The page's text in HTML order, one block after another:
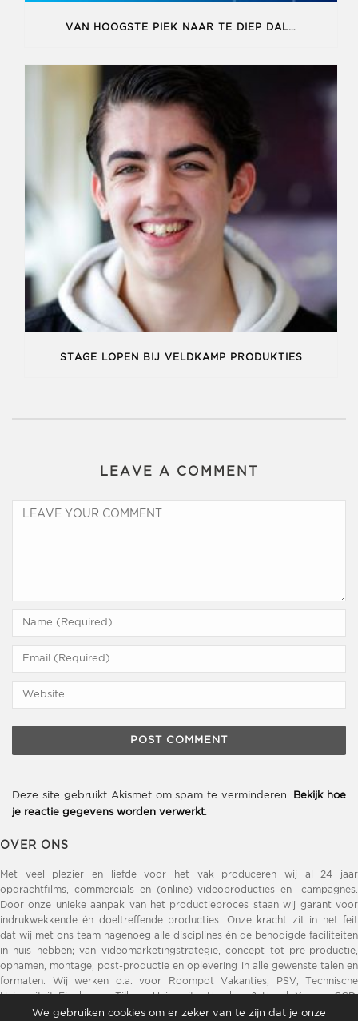
VAN HOOGSTE PIEK NAAR TE DIEP DAL…
STAGE LOPEN BIJ VELDKAMP PRODUKTIES
LEAVE A COMMENT
Deze site gebruikt Akismet om spam te verminderen.
Bekijk hoe
je reactie gegevens worden verwerkt.
OVER ONS
Met veel plezier en liefde voor het vak produceren wij al 24 jaar
opdrachtfilms, commercials en (online) videoproducties en -campagnes.
Door onze unieke aanpak van het productieproces staan wij garant voor
indrukwekkende én doeltreffende producties. Onze kracht zit in het feit
dat wij met ons team nagenoeg alle disciplines én de benodigde faciliteiten
in huis hebben; van videomarketingstrategie, concept tot pre-productie,
opnamen, montage, post-productie en oplevering in alle gewenste talen en
formaten. Wij werken o.a. voor Roompot Vakanties, PSV, Technische
DELA, Opvoeden.nl, ZLM Verzekeringen, Brainport Eindhoven, Provincie
We gebruiken cookies om er zeker van te zijn dat je onze